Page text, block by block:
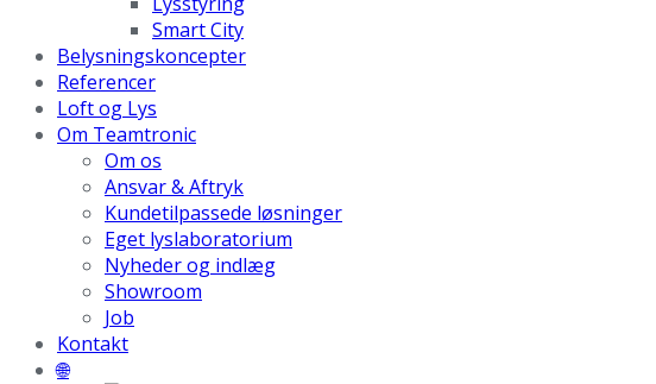
Smart City
Belysningskoncepter
Referencer
Loft og Lys
Om Teamtronic
Om os
Ansvar & Aftryk
Kundetilpassede løsninger
Eget lyslaboratorium
Nyheder og indlæg
Showroom
Job
Kontakt
🌐